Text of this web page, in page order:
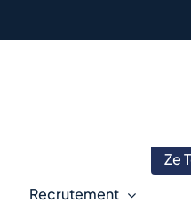
Recrutement
Ze